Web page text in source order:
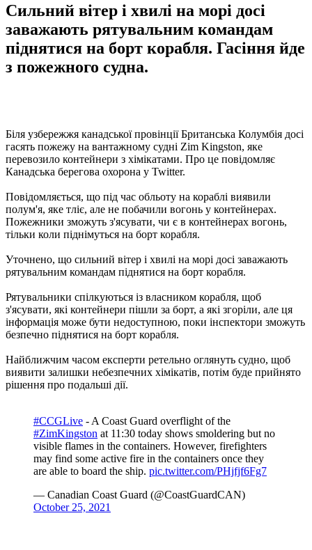
Сильний вітер і хвилі на морі досі
заважають рятувальним командам
піднятися на борт корабля. Гасіння йде
з пожежного судна.
Біля узбережжя канадської провінції Британська Колумбія досі
гасять пожежу на вантажному судні Zim Kingston, яке
перевозило контейнери з хімікатами. Про це повідомляє
Канадська берегова охорона у Twitter.
Повідомляється, що під час обльоту на кораблі виявили
полум'я, яке тліє, але не побачили вогонь у контейнерах.
Пожежники зможуть з'ясувати, чи є в контейнерах вогонь,
тільки коли піднімуться на борт корабля.
Уточнено, що сильний вітер і хвилі на морі досі заважають
рятувальним командам піднятися на борт корабля.
Рятувальники спілкуються із власником корабля, щоб
з'ясувати, які контейнери пішли за борт, а які згоріли, але ця
інформація може бути недоступною, поки інспектори зможуть
безпечно піднятися на борт корабля.
Найближчим часом експерти ретельно оглянуть судно, щоб
виявити залишки небезпечних хімікатів, потім буде прийнято
рішення про подальші дії.
#CCGLive - A Coast Guard overflight of the
#ZimKingston at 11:30 today shows smoldering but no
visible flames in the containers. However, firefighters
may find some active fire in the containers once they
are able to board the ship. pic.twitter.com/PHjfjf6Fg7
— Canadian Coast Guard (@CoastGuardCAN)
October 25, 2021